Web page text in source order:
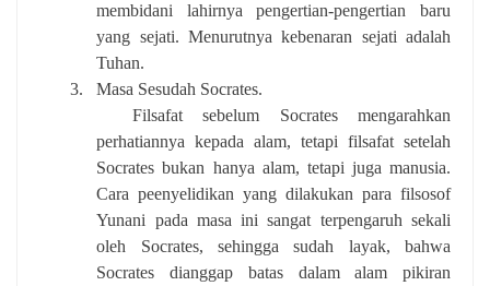
membidani lahirnya pengertian-pengertian baru
yang sejati. Menurutnya kebenaran sejati adalah
Tuhan.
3.
Masa Sesudah Socrates.
Filsafat sebelum Socrates mengarahkan
perhatiannya kepada alam, tetapi filsafat setelah
Socrates bukan hanya alam, tetapi juga manusia.
Cara peenyelidikan yang dilakukan para filsosof
Yunani pada masa ini sangat terpengaruh sekali
oleh Socrates, sehingga sudah layak, bahwa
Socrates dianggap batas dalam alam pikiran